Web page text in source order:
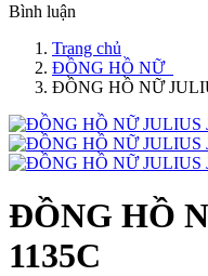
Bình luận
Trang chủ
ĐỒNG HỒ NỮ
ĐỒNG HỒ NỮ
ĐỒNG HỒ
1135C